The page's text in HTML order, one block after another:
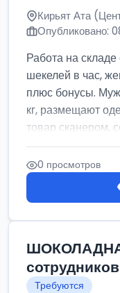
Кирьят Ата
Опубликовано:
Работа на
шекелей в час,
плюс бонусы.
кг, размещают
товар сканером,
0 просмотров
Требуются